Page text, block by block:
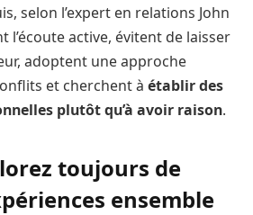
selon l’expert en relations John
l’écoute active, évitent de laisser
adoptent une approche
et cherchent à établir des
plutôt qu’à avoir raison.
toujours de
ensemble